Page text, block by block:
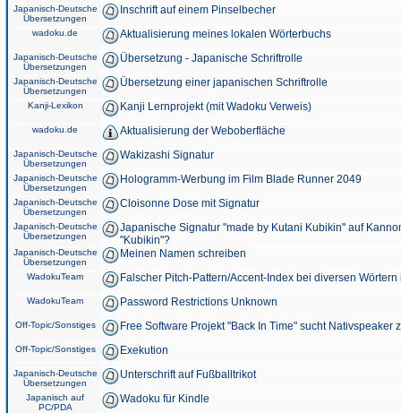
Japanisch-Deutsche
Übersetzungen
Inschrift auf einem Pinselbecher
wadoku.de Aktualisierung meines lokalen Wörterbuchs
Japanisch-Deutsche
Übersetzungen
Übersetzung - Japanische Schriftrolle
Japanisch-Deutsche
Übersetzungen
Übersetzung einer japanischen Schriftrolle
Kanji-Lexikon Kanji Lernprojekt (mit Wadoku Verweis)
wadoku.de Aktualisierung der Weboberfläche
Japanisch-Deutsche
Übersetzungen
Wakizashi Signatur
Japanisch-Deutsche
Übersetzungen
Hologramm-Werbung im Film Blade Runner 2049
Japanisch-Deutsche
Übersetzungen
Cloisonne Dose mit Signatur
Japanisch-Deutsche
Übersetzungen
Japanische Signatur "made by Kutani Kubikin" auf
"Kubikin"?
Japanisch-Deutsche
Übersetzungen
Meinen Namen schreiben
WadokuTeam Falscher Pitch-Pattern/Accent-Index bei diversen
WadokuTeam Password Restrictions Unknown
Off-Topic/Sonstiges Free Software Projekt "Back In Time" sucht Nativspeaker
Off-Topic/Sonstiges Exekution
Japanisch-Deutsche
Übersetzungen
Unterschrift auf Fußballtrikot
Japanisch auf
PC/PDA
Wadoku für Kindle